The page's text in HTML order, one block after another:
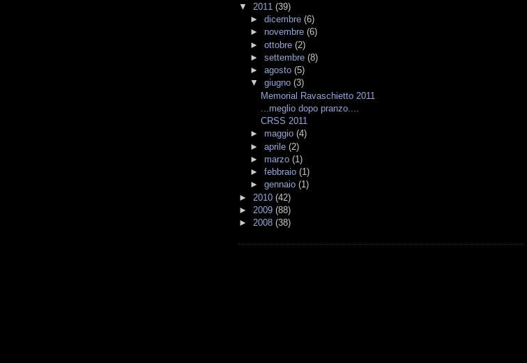
▼ 2011 (39)
► dicembre (6)
► novembre (6)
► ottobre (2)
► settembre (8)
► agosto (5)
▼ giugno (3)
Memorial Ravaschietto 2011
...meglio dopo pranzo....
CRSS 2011
► maggio (4)
► aprile (2)
► marzo (1)
► febbraio (1)
► gennaio (1)
► 2010 (42)
► 2009 (88)
► 2008 (38)